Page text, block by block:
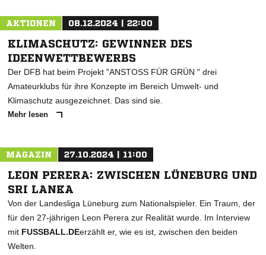
AKTIONEN 08.12.2024 | 22:00
KLIMASCHUTZ: GEWINNER DES
IDEENWETTBEWERBS
Der DFB hat beim Projekt "ANSTOSS FÜR GRÜN " drei
Amateurklubs für ihre Konzepte im Bereich Umwelt- und
Klimaschutz ausgezeichnet. Das sind sie.
Mehr lesen
MAGAZIN 27.10.2024 | 11:00
LEON PERERA: ZWISCHEN LÜNEBURG UND
SRI LANKA
Von der Landesliga Lüneburg zum Nationalspieler. Ein Traum, der
für den 27-jährigen Leon Perera zur Realität wurde. Im Interview
mit FUSSBALL.DEerzählt er, wie es ist, zwischen den beiden
Welten.